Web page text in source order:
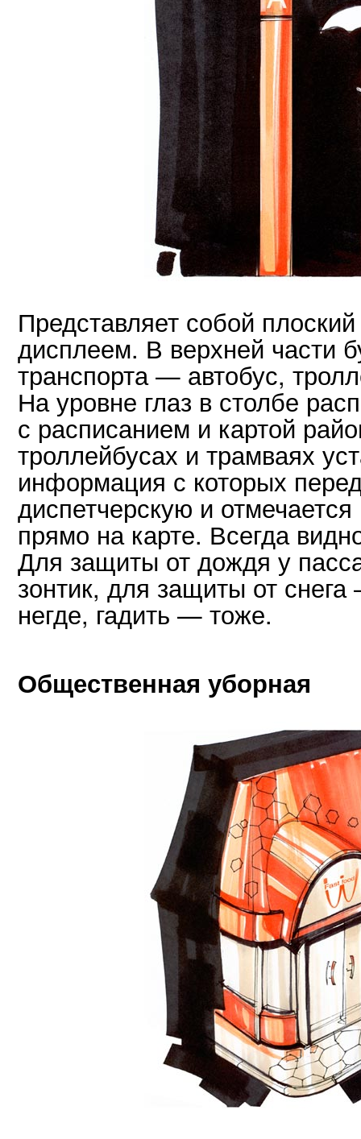
Представляет собой
дисплеем. В верхней части
транспорта — автобус,
На уровне глаз в столбе
с расписанием и картой
троллейбусах и трамваях
информация с которых
диспетчерскую и
прямо на карте. Всегда
Для защиты от дождя у
зонтик, для защиты от
негде, гадить — тоже.
Общественная уборная